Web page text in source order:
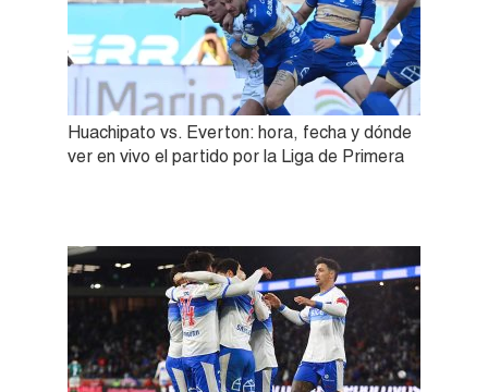
Huachipato vs. Everton: hora, fecha y dónde
ver en vivo el partido por la Liga de Primera